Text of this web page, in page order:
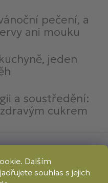
Dalším
souhlas s jejich
pečení, a
ani mouku
jeden
a soustředění:
cukrem
Dobírka